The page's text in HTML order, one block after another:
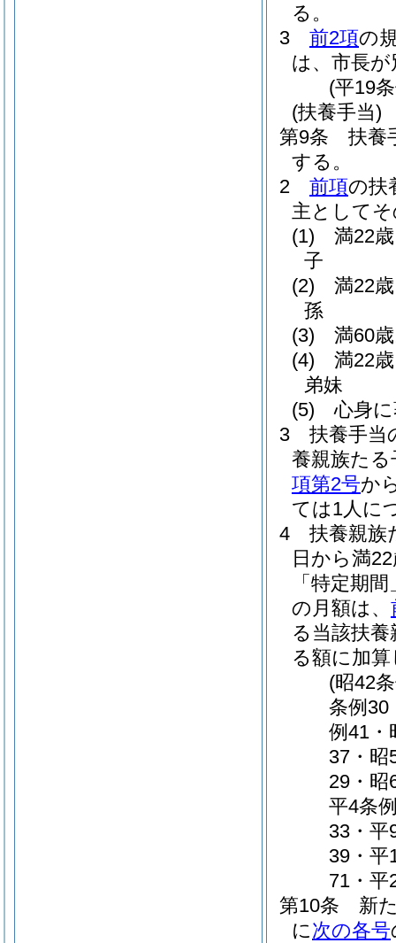
る。
3
前2項の
は、市長
(平19
(扶養手当)
第9条
扶養
する。
2
前項の扶
主として
(1)
満22
子
(2)
満22
孫
(3)
満60
(4)
満22
弟妹
(5)
心身
3
扶養手当
養親族た
項第2号か
ては1人に
4
扶養親族
日から満
「特定期
の月額は、
る当該扶
る額に加
(昭42
条例30
例41・
37・昭
29・昭
平4条
33・平
39・平
71・平
第10条
新
に次の各号